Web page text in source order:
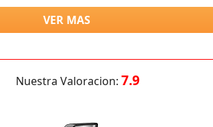
VER MAS
Nuestra Valoracion: 7.9